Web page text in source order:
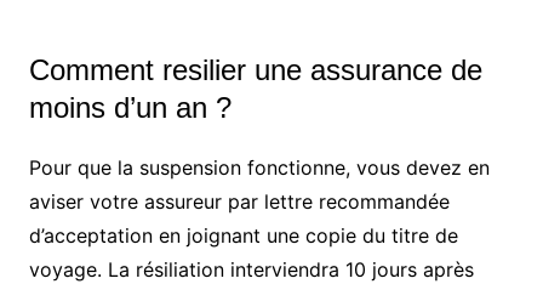
Comment resilier une assurance de
moins d’un an ?
Pour que la suspension fonctionne, vous devez en
aviser votre assureur par lettre recommandée
d’acceptation en joignant une copie du titre de
voyage. La résiliation interviendra 10 jours après